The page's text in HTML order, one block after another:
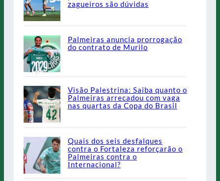
zagueiros são dúvidas
Palmeiras anuncia prorrogação
do contrato de Murilo
Visão Palestrina: Saiba quanto o
Palmeiras arrecadou com vaga
nas quartas da Copa do Brasil
Quais dos seis desfalques
contra o Fortaleza reforçarão o
Palmeiras contra o
Internacional?